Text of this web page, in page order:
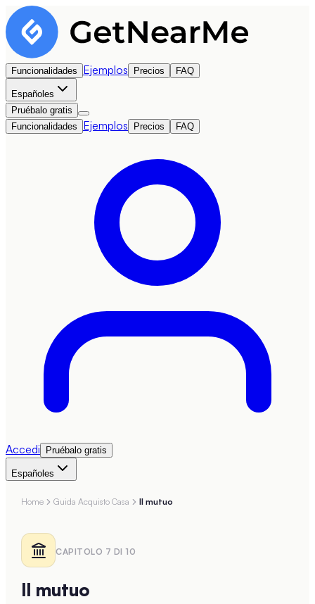
Funcionalidades Ejemplos Precios FAQ
Español es
Pruébalo gratis
Funcionalidades
Ejemplos Precios FAQ
Accedi Pruébalo gratis
Español es
Home Guida Acquisto Casa Il mutuo
CAPITOLO 7 DI 10
Il mutuo